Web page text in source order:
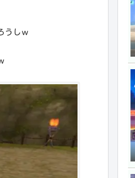
うしｗ